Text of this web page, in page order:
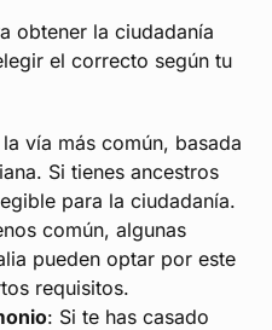
obtener la ciudadanía
el correcto según tu
vía más común, basada
Si tienes ancestros
para la ciudadanía.
común, algunas
pueden optar por este
requisitos.
: Si te has casado